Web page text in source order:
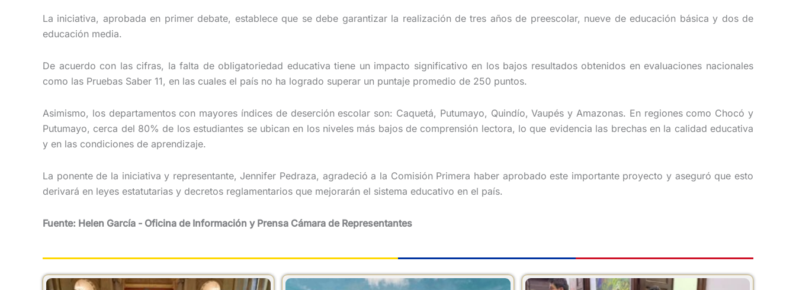
La iniciativa, aprobada en primer debate, establece que se debe garantizar la realización de tres años de preescolar, nueve de educación básica y dos de
educación media.
De acuerdo con las cifras, la falta de obligatoriedad educativa tiene un impacto significativo en los bajos resultados obtenidos en evaluaciones nacionales
como las Pruebas Saber 11, en las cuales el país no ha logrado superar un puntaje promedio de 250 puntos.
Asimismo, los departamentos con mayores índices de deserción escolar son: Caquetá, Putumayo, Quindío, Vaupés y Amazonas. En regiones como Chocó y
Putumayo, cerca del 80% de los estudiantes se ubican en los niveles más bajos de comprensión lectora, lo que evidencia las brechas en la calidad educativa
y en las condiciones de aprendizaje.
La ponente de la iniciativa y representante, Jennifer Pedraza, agradeció a la Comisión Primera haber aprobado este importante proyecto y aseguró que esto
derivará en leyes estatutarias y decretos reglamentarios que mejorarán el sistema educativo en el país.
Fuente: Helen García - Oficina de Información y Prensa Cámara de Representantes